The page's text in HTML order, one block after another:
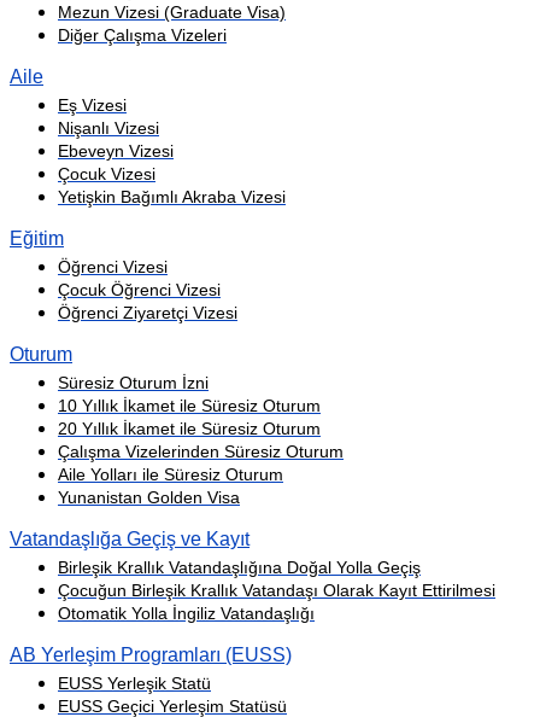
Mezun Vizesi (Graduate Visa)
Diğer Çalışma Vizeleri
Aile
Eş Vizesi
Nişanlı Vizesi
Ebeveyn Vizesi
Çocuk Vizesi
Yetişkin Bağımlı Akraba Vizesi
Eğitim
Öğrenci Vizesi
Çocuk Öğrenci Vizesi
Öğrenci Ziyaretçi Vizesi
Oturum
Süresiz Oturum İzni
10 Yıllık İkamet ile Süresiz Oturum
20 Yıllık İkamet ile Süresiz Oturum
Çalışma Vizelerinden Süresiz Oturum
Aile Yolları ile Süresiz Oturum
Yunanistan Golden Visa
Vatandaşlığa Geçiş ve Kayıt
Birleşik Krallık Vatandaşlığına Doğal Yolla Geçiş
Çocuğun Birleşik Krallık Vatandaşı Olarak Kayıt Ettirilmesi
Otomatik Yolla İngiliz Vatandaşlığı
AB Yerleşim Programları (EUSS)
EUSS Yerleşik Statü
EUSS Geçici Yerleşim Statüsü